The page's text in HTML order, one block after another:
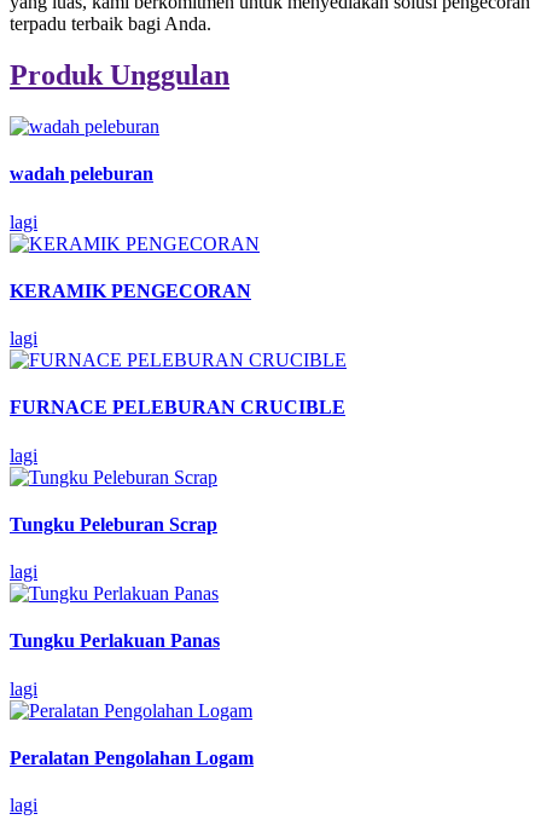
terpadu terbaik bagi Anda.
Produk Unggulan
wadah peleburan
lagi
KERAMIK PENGECORAN
lagi
FURNACE PELEBURAN CRUCIBLE
lagi
Tungku Peleburan Scrap
lagi
Tungku Perlakuan Panas
lagi
Peralatan Pengolahan Logam
lagi